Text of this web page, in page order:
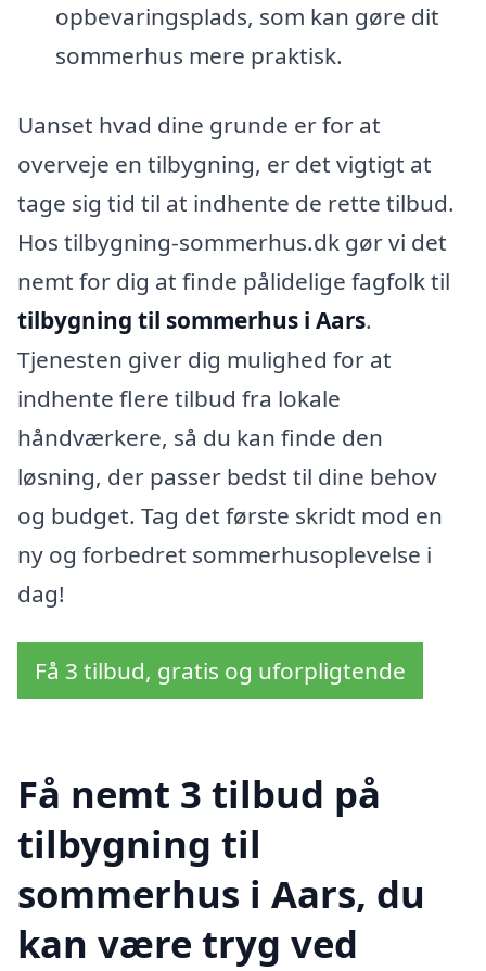
opbevaringsplads, som kan gøre dit
sommerhus mere praktisk.
Uanset hvad dine grunde er for at
overveje en tilbygning, er det vigtigt at
tage sig tid til at indhente de rette tilbud.
Hos tilbygning-sommerhus.dk gør vi det
nemt for dig at finde pålidelige fagfolk til
tilbygning til sommerhus i Aars.
Tjenesten giver dig mulighed for at
indhente flere tilbud fra lokale
håndværkere, så du kan finde den
løsning, der passer bedst til dine behov
og budget. Tag det første skridt mod en
ny og forbedret sommerhusoplevelse i
dag!
Få 3 tilbud, gratis og uforpligtende
Få nemt 3 tilbud på
tilbygning til
sommerhus i Aars, du
kan være tryg ved